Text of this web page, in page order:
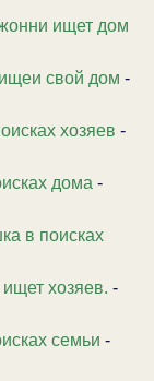
ищет дом
свой дом -
хозяев -
дома -
в поисках
хозяев. -
семьи -